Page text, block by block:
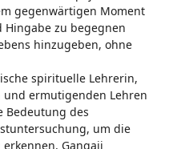
gegenwärtigen Moment
zu begegnen
hinzugeben, ohne
spirituelle Lehrerin,
ermutigenden Lehren
Bedeutung des
um die
Gangaji